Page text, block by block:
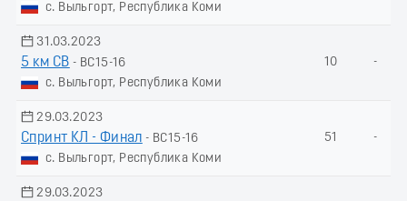
с. Выльгорт, Республика Коми
31.03.2023
5 км СВ - ВС15-16
с. Выльгорт, Республика Коми
10 -
29.03.2023
Спринт КЛ - Финал - ВС15-16
с. Выльгорт, Республика Коми
51 -
29.03.2023